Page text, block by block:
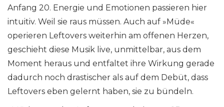
Anfang 20. Energie und Emotionen passieren hier
intuitiv. Weil sie raus müssen. Auch auf »Müde«
operieren Leftovers weiterhin am offenen Herzen,
geschieht diese Musik live, unmittelbar, aus dem
Moment heraus und entfaltet ihre Wirkung gerade
dadurch noch drastischer als auf dem Debüt, dass
Leftovers eben gelernt haben, sie zu bündeln.